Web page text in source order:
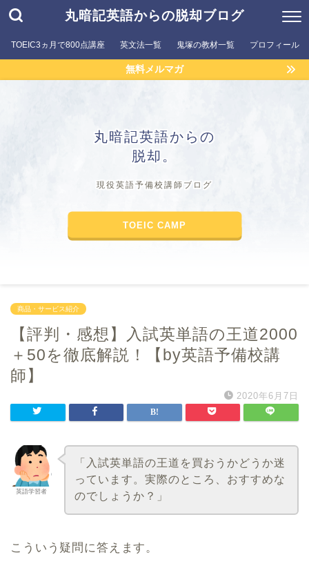
丸暗記英語からの脱却ブログ
TOEIC3ヵ月で800点講座 英文法一覧 鬼塚の教材一覧 プロフィール
無料メルマガ
丸暗記英語からの
脱却。
現役英語予備校講師ブログ
TOEIC CAMP
商品・サービス紹介
【評判・感想】入試英単語の王道2000
＋50を徹底解説！【by英語予備校講
師】
2020年6月7日
英語学習者
「入試英単語の王道を買おうかどうか迷
っています。実際のところ、おすすめな
のでしょうか？」
こういう疑問に答えます。